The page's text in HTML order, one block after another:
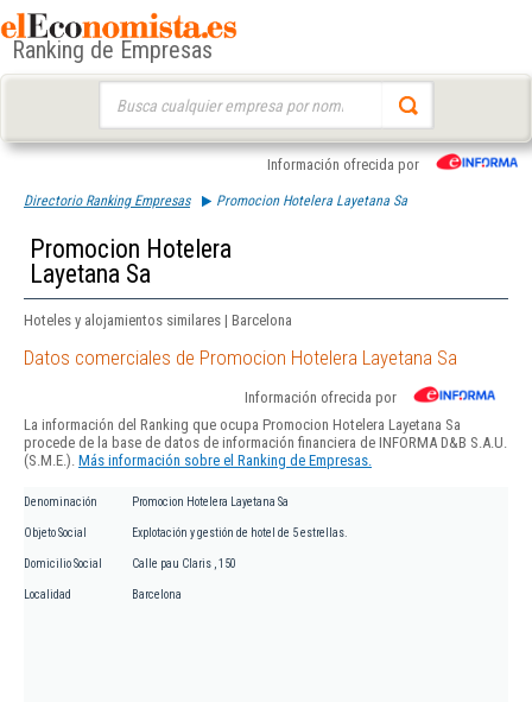
Ranking de Empresas
Información ofrecida por
Directorio Ranking Empresas Promocion Hotelera Layetana Sa
Promocion Hotelera
Layetana Sa
Hoteles y alojamientos similares | Barcelona
Datos comerciales de Promocion Hotelera Layetana Sa
Información ofrecida por
La información del Ranking que ocupa Promocion Hotelera Layetana Sa
procede de la base de datos de información financiera de INFORMA D&B S.A.U.
(S.M.E.). Más información sobre el Ranking de Empresas.
Denominación Promocion Hotelera Layetana Sa
Objeto Social Explotación y gestión de hotel de 5 estrellas.
Domicilio Social Calle pau Claris , 150
Localidad Barcelona